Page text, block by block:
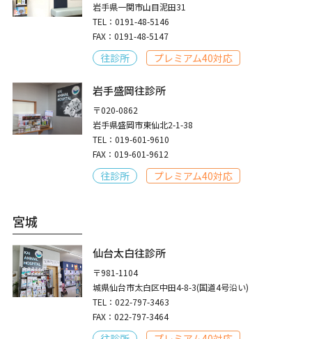
岩手県一関市山目泥田31
TEL：0191-48-5146
FAX：0191-48-5147
往診所 プレミアム40対応
岩手盛岡往診所
〒020-0862
岩手県盛岡市東仙北2-1-38
TEL：019-601-9610
FAX：019-601-9612
往診所 プレミアム40対応
宮城
仙台太白往診所
〒981-1104
城県仙台市太白区中田4-8-3(国道4号沿い)
TEL：022-797-3463
FAX：022-797-3464